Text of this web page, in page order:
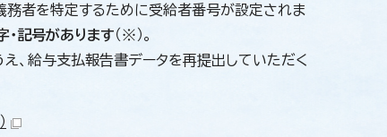
務者を特定するために受給者番号が設定されま
記号があります（※）。
、給与支払報告書データを再提出していただく